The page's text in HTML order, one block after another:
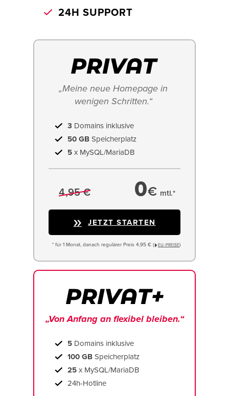
24H SUPPORT
„Meine neue Homepage in
wenigen Schritten.“
3 Domains inklusive
50 GB Speicherplatz
5 x MySQL/MariaDB
4,95 € 0€ mtl.*
JETZT STARTEN
* für 1 Monat, danach regulärer Preis 4,95 € ( EU−PREISE)
„Von Anfang an flexibel bleiben.“
5 Domains inklusive
100 GB Speicherplatz
25 x MySQL/MariaDB
24h-Hotline